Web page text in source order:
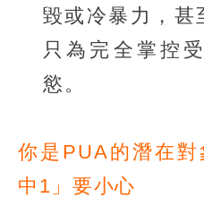
毀或冷暴力，甚
只為完全掌控
慾。
你是PUA的潛在
中1」要小心